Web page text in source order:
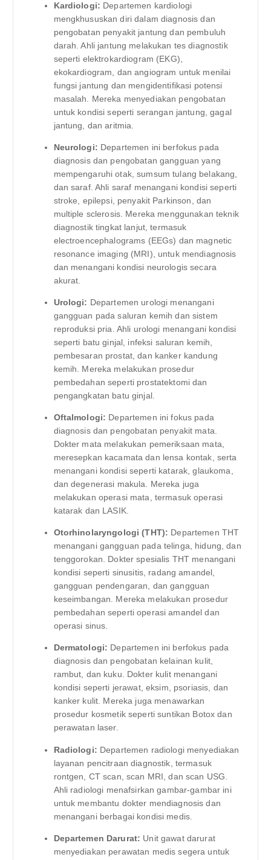
Kardiologi: Departemen kardiologi
mengkhususkan diri dalam diagnosis dan
pengobatan penyakit jantung dan pembuluh
darah. Ahli jantung melakukan tes diagnostik
seperti elektrokardiogram (EKG),
ekokardiogram, dan angiogram untuk menilai
fungsi jantung dan mengidentifikasi potensi
masalah. Mereka menyediakan pengobatan
untuk kondisi seperti serangan jantung, gagal
jantung, dan aritmia.
Neurologi: Departemen ini berfokus pada
diagnosis dan pengobatan gangguan yang
mempengaruhi otak, sumsum tulang belakang,
dan saraf. Ahli saraf menangani kondisi seperti
stroke, epilepsi, penyakit Parkinson, dan
multiple sclerosis. Mereka menggunakan teknik
diagnostik tingkat lanjut, termasuk
electroencephalograms (EEGs) dan magnetic
resonance imaging (MRI), untuk mendiagnosis
dan menangani kondisi neurologis secara
akurat.
Urologi: Departemen urologi menangani
gangguan pada saluran kemih dan sistem
reproduksi pria. Ahli urologi menangani kondisi
seperti batu ginjal, infeksi saluran kemih,
pembesaran prostat, dan kanker kandung
kemih. Mereka melakukan prosedur
pembedahan seperti prostatektomi dan
pengangkatan batu ginjal.
Oftalmologi: Departemen ini fokus pada
diagnosis dan pengobatan penyakit mata.
Dokter mata melakukan pemeriksaan mata,
meresepkan kacamata dan lensa kontak, serta
menangani kondisi seperti katarak, glaukoma,
dan degenerasi makula. Mereka juga
melakukan operasi mata, termasuk operasi
katarak dan LASIK.
Otorhinolaryngologi (THT): Departemen THT
menangani gangguan pada telinga, hidung, dan
tenggorokan. Dokter spesialis THT menangani
kondisi seperti sinusitis, radang amandel,
gangguan pendengaran, dan gangguan
keseimbangan. Mereka melakukan prosedur
pembedahan seperti operasi amandel dan
operasi sinus.
Dermatologi: Departemen ini berfokus pada
diagnosis dan pengobatan kelainan kulit,
rambut, dan kuku. Dokter kulit menangani
kondisi seperti jerawat, eksim, psoriasis, dan
kanker kulit. Mereka juga menawarkan
prosedur kosmetik seperti suntikan Botox dan
perawatan laser.
Radiologi: Departemen radiologi menyediakan
layanan pencitraan diagnostik, termasuk
rontgen, CT scan, scan MRI, dan scan USG.
Ahli radiologi menafsirkan gambar-gambar ini
untuk membantu dokter mendiagnosis dan
menangani berbagai kondisi medis.
Departemen Darurat: Unit gawat darurat
menyediakan perawatan medis segera untuk